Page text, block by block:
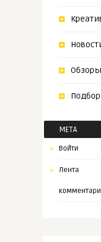
Обзоры
МЕТА
Войти
Лента